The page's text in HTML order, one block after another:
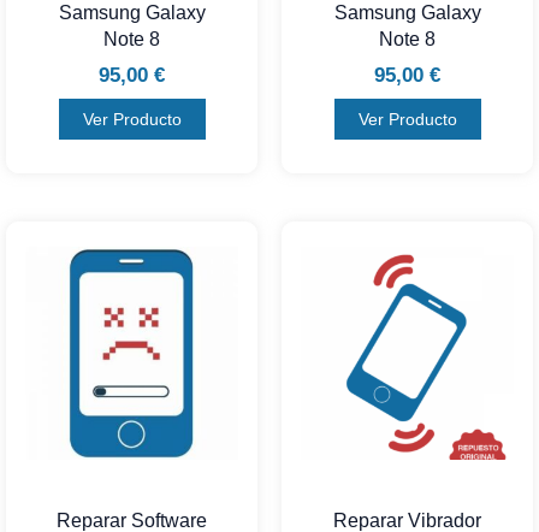
Samsung Galaxy
Note 8
95,00 €
Ver Producto
Samsung Galaxy
Note 8
95,00 €
Ver Producto
Reparar Software
Reparar Vibrador